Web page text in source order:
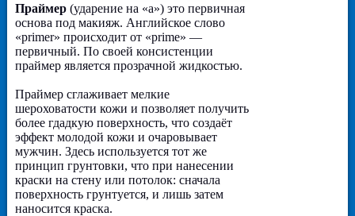
Праймер(ударение на «а») это первичная
основа под макияж. Английское слово
«primer» происходит от «prime» —
первичный. По своей консистенции
праймер является прозрачной жидкостью.
Праймер сглаживает мелкие
шероховатости кожи и позволяет получить
более гдадкую поверхность, что создаёт
эффект молодой кожи и очаровывает
мужчин. Здесь используется тот же
принцип грунтовки, что при нанесении
краски на стену или потолок: сначала
поверхность грунтуется, и лишь затем
наносится краска.